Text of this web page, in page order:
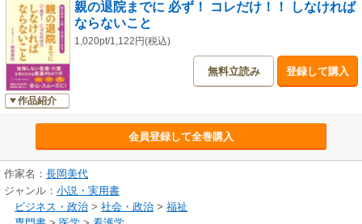
作品紹介
親の退院までに 必ず！ コレだけ！！ しなければ
ならないこと
1,020pt/1,122円(税込)
無料立読み 登録して購入
会員登録して全巻購入
作家名： 長岡美代
ジャンル： 小説・実用書
ビジネス・政治 > 社会・政治 > 福祉